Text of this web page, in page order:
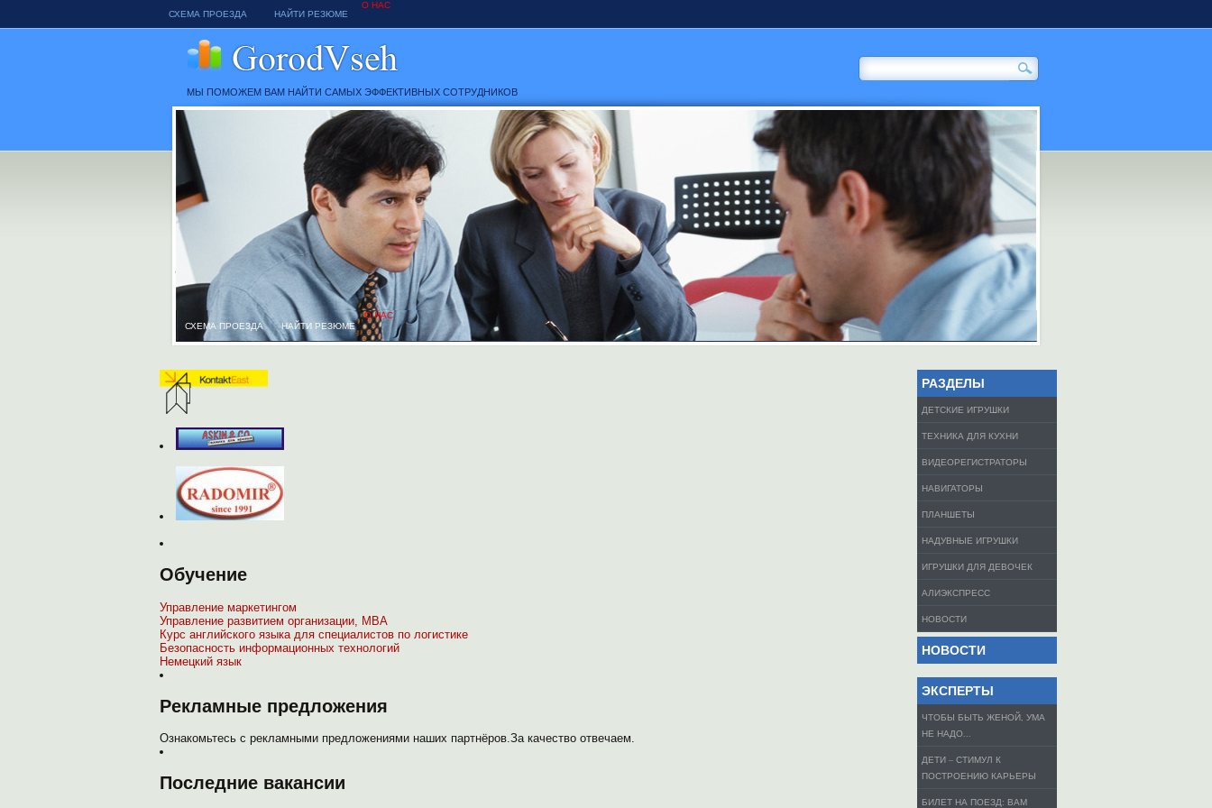
СХЕМА ПРОЕЗДА
О НАС
НАЙТИ РЕЗЮМЕ
МЫ ПОМОЖЕМ ВАМ НАЙТИ САМЫХ ЭФФЕКТИВНЫХ СОТРУДНИКОВ
СХЕМА ПРОЕЗДА
О НАС
НАЙТИ РЕЗЮМЕ
Обучение
Управление маркетингом
Управление развитием организации, МВА
Курс английского языка для специалистов по логистике
Безопасность информационных технологий
Немецкий язык
Рекламные предложения
Ознакомьтесь с рекламными предложениями наших партнёров.За качество отвечаем.
Последние вакансии
РАЗДЕЛЫ
ДЕТСКИЕ ИГРУШКИ
ТЕХНИКА ДЛЯ КУХНИ
ВИДЕОРЕГИСТРАТОРЫ
НАВИГАТОРЫ
ПЛАНШЕТЫ
НАДУВНЫЕ ИГРУШКИ
ИГРУШКИ ДЛЯ ДЕВОЧЕК
АЛИЭКСПРЕСС
НОВОСТИ
НОВОСТИ
ЭКСПЕРТЫ
ЧТОБЫ БЫТЬ ЖЕНОЙ, УМА
НЕ НАДО...
ДЕТИ – СТИМУЛ К
ПОСТРОЕНИЮ КАРЬЕРЫ
БИЛЕТ НА ПОЕЗД: ВАМ